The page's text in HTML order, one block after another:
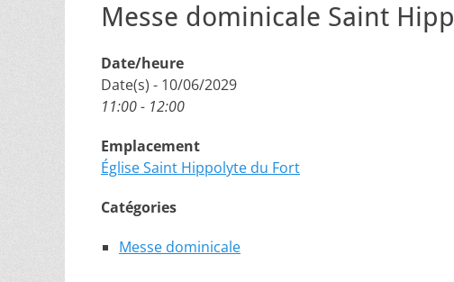
Messe dominicale Saint
Date/heure
Date(s) - 10/06/2029
11:00 - 12:00
Emplacement
Église Saint Hippolyte du Fort
Catégories
Messe dominicale